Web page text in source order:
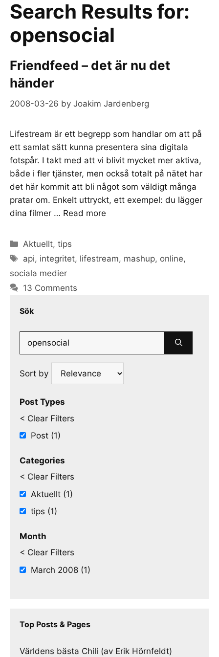
Search Results for:
opensocial
Friendfeed – det är nu det
händer
2008-03-26 by Joakim Jardenberg
Lifestream är ett begrepp som handlar om att på
ett samlat sätt kunna presentera sina digitala
fotspår. I takt med att vi blivit mycket mer aktiva,
både i fler tjänster, men också totalt på nätet har
det här kommit att bli något som väldigt många
pratar om. Enkelt uttryckt, ett exempel: du lägger
dina filmer … Read more
Categories
Aktuellt,tips
Tags
api, integritet, lifestream, mashup, online,
sociala medier
13 Comments
Sök
Sort by
Post Types
< Clear Filters
Post (1)
Categories
< Clear Filters
Aktuellt (1)
tips (1)
Month
< Clear Filters
March 2008 (1)
Top Posts & Pages
Världens bästa Chili (av Erik Hörnfeldt)